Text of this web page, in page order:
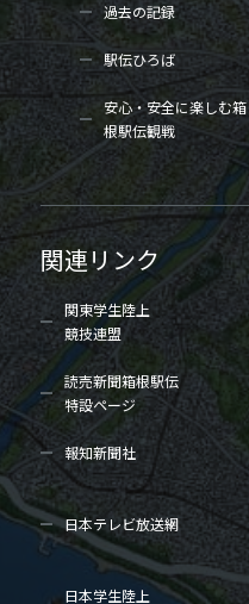
過去の記録
駅伝ひろば
安心・安全に楽しむ箱
根駅伝観戦
関連リンク
関東学生陸上
競技連盟
読売新聞箱根駅伝
特設ページ
報知新聞社
日本テレビ放送網
日本学生陸上